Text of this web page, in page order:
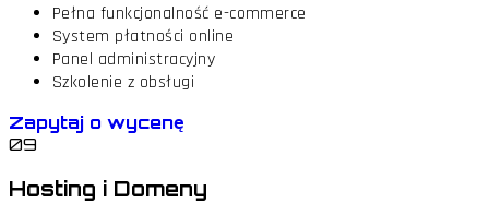
Pełna funkcjonalność e-commerce
System płatności online
Panel administracyjny
Szkolenie z obsługi
Zapytaj o wycenę
09
Hosting i Domeny